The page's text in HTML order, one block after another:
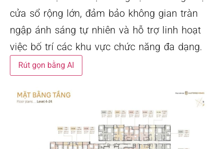
cửa sổ rộng lớn, đảm bảo không gian tràn
ngập ánh sáng tự nhiên và hỗ trợ linh hoạt
việc bố trí các khu vực chức năng đa dạng.
Rút gọn bằng AI